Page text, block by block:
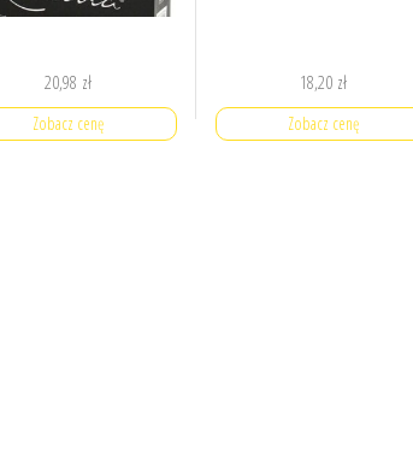
20,98 zł
Zobacz cenę
18,20 zł
Zobacz cenę